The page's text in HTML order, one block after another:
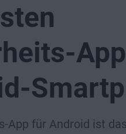
App für Android ist